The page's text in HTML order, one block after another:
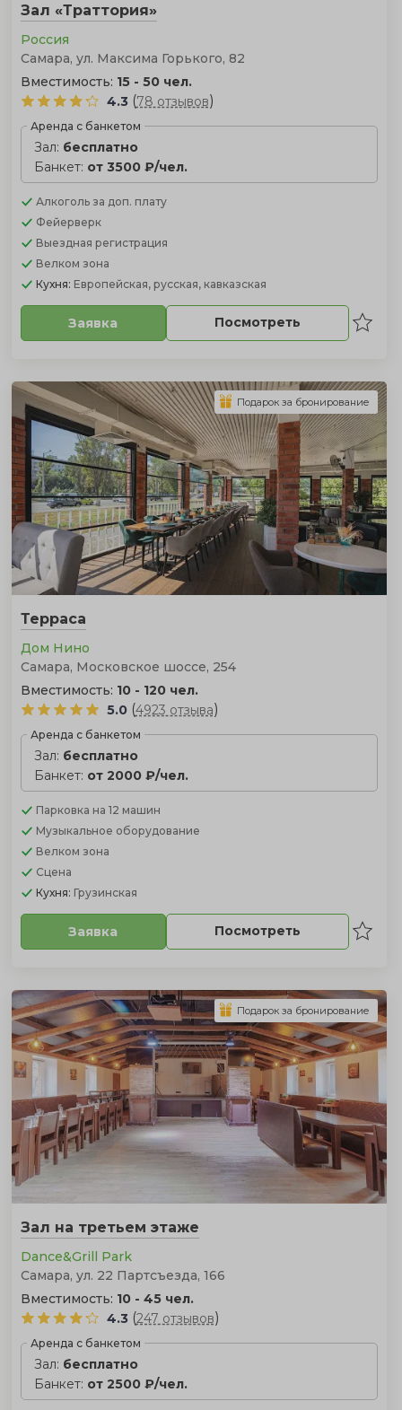
Зал «Траттория»
Россия
Самара, ул. Максима Горького, 82
Вместимость: 15 - 50 чел.
4.3 (78 отзывов)
Аренда с банкетом
Зал: бесплатно
Банкет: от 3500 ₽/чел.
Алкоголь за доп. плату
Фейерверк
Выездная регистрация
Велком зона
Кухня: Европейская, русская, кавказская
Заявка Посмотреть
Терраса
Дом Нино
Самара, Московское шоссе, 254
Вместимость: 10 - 120 чел.
5.0 (4923 отзыва)
Аренда с банкетом
Зал: бесплатно
Банкет: от 2000 ₽/чел.
Парковка на 12 машин
Музыкальное оборудование
Велком зона
Сцена
Кухня: Грузинская
Заявка Посмотреть
Подарок за бронирование
Зал на третьем этаже
Dance&Grill Park
Самара, ул. 22 Партсъезда, 166
Вместимость: 10 - 45 чел.
4.3 (247 отзывов)
Аренда с банкетом
Зал: бесплатно
Банкет: от 2500 ₽/чел.
Подарок за бронирование